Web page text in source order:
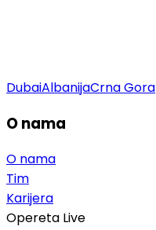
DubaiAlbanijaCrna Gora
O nama
O nama
Tim
Karijera
Opereta Live